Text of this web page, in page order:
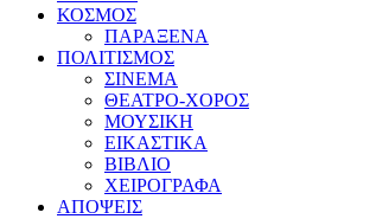
ΚΟΣΜΟΣ
ΠΑΡΑΞΕΝΑ
ΠΟΛΙΤΙΣΜΟΣ
ΣΙΝΕΜΑ
ΘΕΑΤΡΟ-ΧΟΡΟΣ
ΜΟΥΣΙΚΗ
ΕΙΚΑΣΤΙΚΑ
ΒΙΒΛΙΟ
ΧΕΙΡΟΓΡΑΦΑ
ΑΠΟΨΕΙΣ